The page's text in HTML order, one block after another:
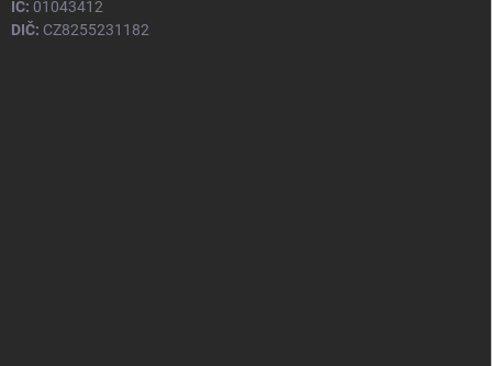
IČ: 01043412
DIČ: CZ8255231182